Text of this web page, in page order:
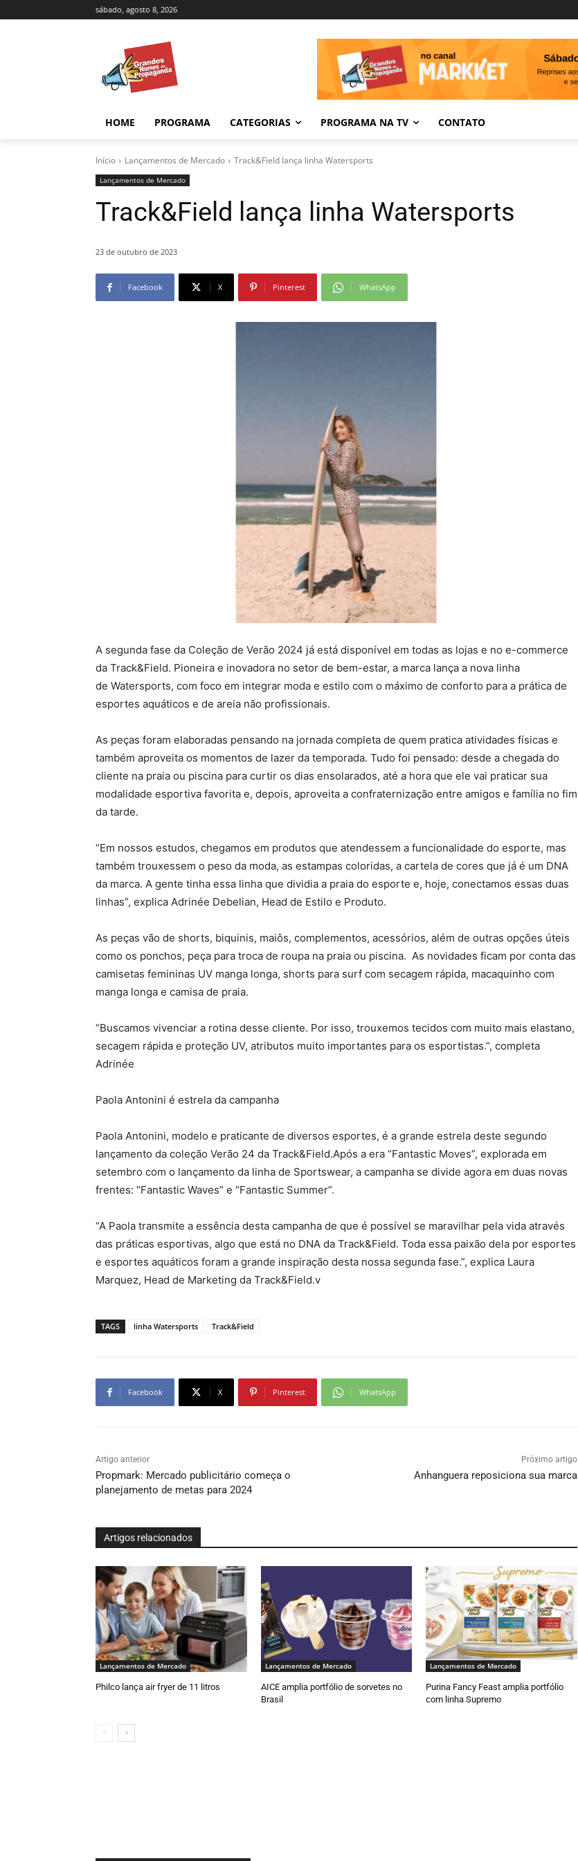
sábado, agosto 8, 2026
HOME PROGRAMA CATEGORIAS PROGRAMA NA TV CONTATO
Início Lançamentos de Mercado Track&Field lança linha Watersports
Lançamentos de Mercado
Track&Field lança linha Watersports
23 de outubro de 2023
Facebook X Pinterest WhatsApp
A segunda fase da Coleção de Verão 2024 já está disponível em todas as lojas e no e-commerce
da Track&Field. Pioneira e inovadora no setor de bem-estar, a marca lança a nova linha
de Watersports, com foco em integrar moda e estilo com o máximo de conforto para a prática de
esportes aquáticos e de areia não profissionais.
As peças foram elaboradas pensando na jornada completa de quem pratica atividades físicas e
também aproveita os momentos de lazer da temporada. Tudo foi pensado: desde a chegada do
cliente na praia ou piscina para curtir os dias ensolarados, até a hora que ele vai praticar sua
modalidade esportiva favorita e, depois, aproveita a confraternização entre amigos e família no fim
da tarde.
“Em nossos estudos, chegamos em produtos que atendessem a funcionalidade do esporte, mas
também trouxessem o peso da moda, as estampas coloridas, a cartela de cores que já é um DNA
da marca. A gente tinha essa linha que dividia a praia do esporte e, hoje, conectamos essas duas
linhas”, explica Adrinée Debelian, Head de Estilo e Produto.
As peças vão de shorts, biquinis, maiôs, complementos, acessórios, além de outras opções úteis
como os ponchos, peça para troca de roupa na praia ou piscina. As novidades ficam por conta das
camisetas femininas UV manga longa, shorts para surf com secagem rápida, macaquinho com
manga longa e camisa de praia.
“Buscamos vivenciar a rotina desse cliente. Por isso, trouxemos tecidos com muito mais elastano,
secagem rápida e proteção UV, atributos muito importantes para os esportistas.”, completa
Adrinée
Paola Antonini é estrela da campanha
Paola Antonini, modelo e praticante de diversos esportes, é a grande estrela deste segundo
lançamento da coleção Verão 24 da Track&Field.Após a era “Fantastic Moves”, explorada em
setembro com o lançamento da linha de Sportswear, a campanha se divide agora em duas novas
frentes: “Fantastic Waves” e “Fantastic Summer”.
“A Paola transmite a essência desta campanha de que é possível se maravilhar pela vida através
das práticas esportivas, algo que está no DNA da Track&Field. Toda essa paixão dela por esportes
e esportes aquáticos foram a grande inspiração desta nossa segunda fase.”, explica Laura
Marquez, Head de Marketing da Track&Field.v
TAGS linha Watersports Track&Field
Facebook X Pinterest WhatsApp
Artigo anterior
Propmark: Mercado publicitário começa o
planejamento de metas para 2024
Próximo artigo
Anhanguera reposiciona sua marca
Artigos relacionados
Lançamentos de Mercado
Philco lança air fryer de 11 litros
Lançamentos de Mercado
AICE amplia portfólio de sorvetes no
Brasil
Lançamentos de Mercado
Purina Fancy Feast amplia portfólio
com linha Supremo